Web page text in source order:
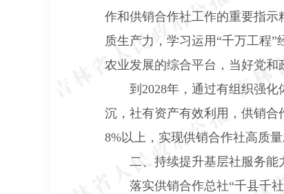
作和供销合作社工作的重要指
质生产力，学习运用“千万工程
农业发展的综合平台，当好党和
到 2028年，通过有组织强化
沉，社有资产有效利用，供销合
8%以上，实现供销合作社高质
二、持续提升基层社服务能
落实供销合作总社“千县千